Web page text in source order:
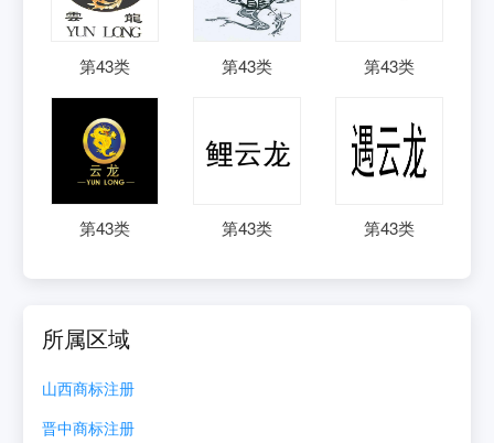
第43类 第43类 第43类
第43类 第43类 第43类
所属区域
山西商标注册
晋中商标注册